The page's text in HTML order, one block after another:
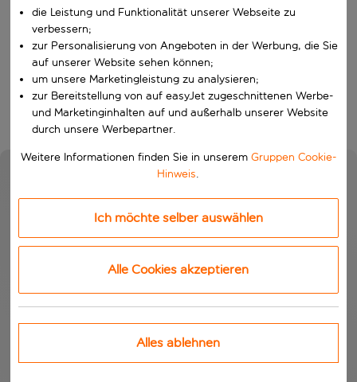
Wähle ein Ab- und Rückflugdatum aus.
Wer
Suchen
die Leistung und Funktionalität unserer Webseite zu
verbessern;
zur Personalisierung von Angeboten in der Werbung, die Sie
auf unserer Website sehen können;
um unsere Marketingleistung zu analysieren;
zur Bereitstellung von auf easyJet zugeschnittenen Werbe-
und Marketinginhalten auf und außerhalb unserer Website
durch unsere Werbepartner.
Weitere Informationen finden Sie in unserem Gruppen Cookie-
Hinweis.
Ich möchte selber auswählen
Alle Cookies akzeptieren
Alles ablehnen